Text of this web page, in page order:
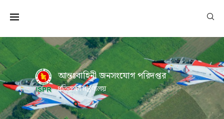
আন্তঃবাহিনী জনসংযোগ পরিদপ্তর
প্রতিরক্ষা মন্ত্রণালয়